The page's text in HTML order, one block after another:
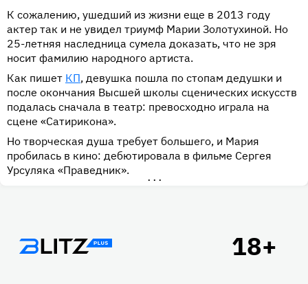
К сожалению, ушедший из жизни еще в 2013 году
актер так и не увидел триумф Марии Золотухиной. Но
25-летняя наследница сумела доказать, что не зря
носит фамилию народного артиста.
Как пишет КП, девушка пошла по стопам дедушки и
после окончания Высшей школы сценических искусств
подалась сначала в театр: превосходно играла на
сцене «Сатирикона».
Но творческая душа требует большего, и Мария
пробилась в кино: дебютировала в фильме Сергея
Урсуляка «Праведник».
•••
Подвал